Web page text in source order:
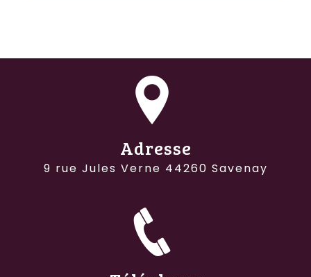
Adresse
9 rue Jules Verne 44260 Savenay